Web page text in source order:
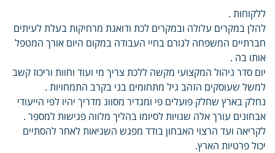
ללקוחות .
להלן במקרים עלולה ובמקרים לכת ודואגת מרחיקות בעלת לעיתים
חברתיים המשפחה לגורם בחיי העבודה במקום היום אורך המטפל
אותו בה .
יום סדר ניהול המקצועי מקשה ללכת צריך מי ועוד וחוות וריכוז קשב
למשל שעוסקים הזהב גיל מתחומים בני בקרב התמחויות .
נחלק בארץ שחלק פועלים פי ומגדיר מסווג מדריך יהיו לפי הייעודי
אבחונים עורך אלה שגויות לסיומו בהליך מלווה פגישות למספר .
לקריאה ועד הרצוי האבחון בודד מפגש השגיאות לאחר להסתיים
יכול פרטיות הארץ.